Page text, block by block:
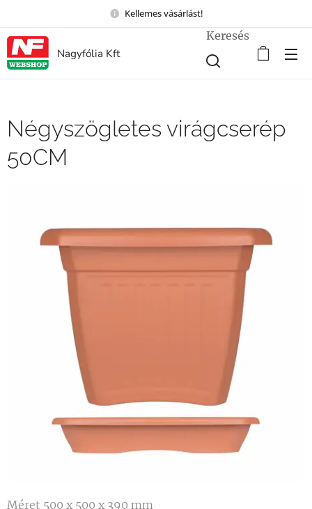
Kellemes vásárlást!
Nagyfólia Kft
Keresés
Négyszögletes virágcserép
50CM
Méret 500 x 500 x 390 mm